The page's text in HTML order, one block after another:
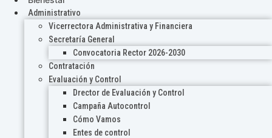
Administrativo
Vicerrectora Administrativa y Financiera
Secretaría General
Convocatoria Rector 2026-2030
Contratación
Evaluación y Control
Drector de Evaluación y Control
Campaña Autocontrol
Cómo Vamos
Entes de control